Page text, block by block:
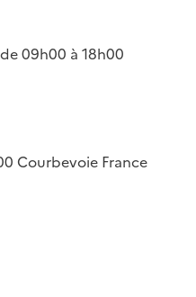
de 09h00 à 18h00
Courbevoie France